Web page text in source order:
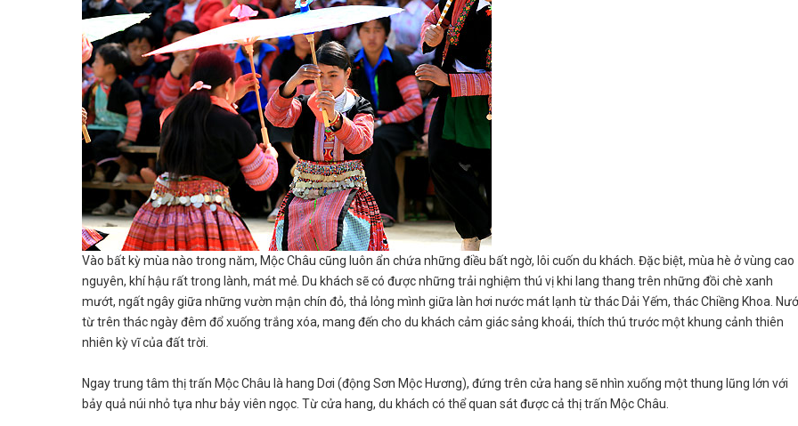
Vào bất kỳ mùa nào trong năm, Mộc Châu cũng luôn ẩn chứa những điều bất ngờ, lôi cuốn du khách. Đặc biệt, mùa hè ở vùng cao
nguyên, khí hậu rất trong lành, mát mẻ. Du khách sẽ có được những trải nghiệm thú vị khi lang thang trên những đồi chè xanh
mướt, ngất ngây giữa những vườn mận chín đỏ, thả lỏng mình giữa làn hơi nước mát lạnh từ thác Dải Yếm, thác Chiềng Khoa.
từ trên thác ngày đêm đổ xuống trắng xóa, mang đến cho du khách cảm giác sảng khoái, thích thú trước một khung cảnh thiên
nhiên kỳ vĩ của đất trời.
Ngay trung tâm thị trấn Mộc Châu là hang Dơi (động Sơn Mộc Hương), đứng trên cửa hang sẽ nhìn xuống một thung lũng lớn với
bảy quả núi nhỏ tựa như bảy viên ngọc. Từ cửa hang, du khách có thể quan sát được cả thị trấn Mộc Châu.